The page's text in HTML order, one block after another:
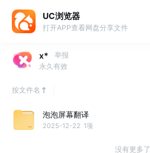
UC浏览器
打开APP查看网盘分享文件
x*
举报
永久有效
按文件名
泡泡屏幕翻译
2025-12-22 1项
没有更多了